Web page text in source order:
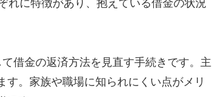
れに特徴があり、抱えている借金の状況
借金の返済方法を見直す手続きです。主
。家族や職場に知られにくい点がメリ